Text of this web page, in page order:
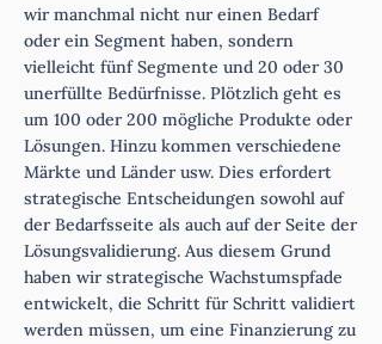
wir manchmal nicht nur einen Bedarf
oder ein Segment haben, sondern
vielleicht fünf Segmente und 20 oder 30
unerfüllte Bedürfnisse. Plötzlich geht es
um 100 oder 200 mögliche Produkte oder
Lösungen. Hinzu kommen verschiedene
Märkte und Länder usw. Dies erfordert
strategische Entscheidungen sowohl auf
der Bedarfsseite als auch auf der Seite der
Lösungsvalidierung. Aus diesem Grund
haben wir strategische Wachstumspfade
entwickelt, die Schritt für Schritt validiert
werden müssen, um eine Finanzierung zu